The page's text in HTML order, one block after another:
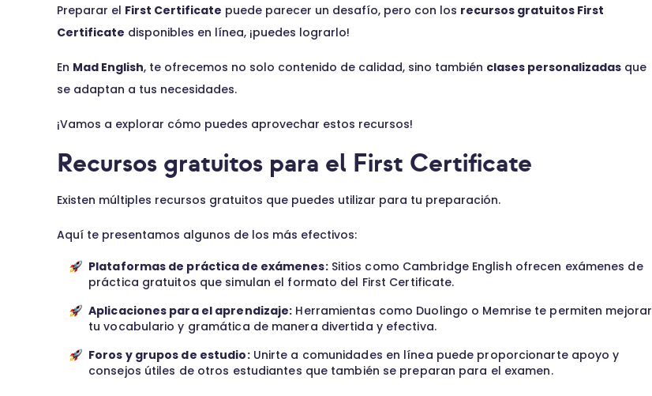
Preparar el First Certificate puede parecer un desafío, pero con los recursos gratuitos First
Certificate disponibles en línea, ¡puedes lograrlo!
En Mad English, te ofrecemos no solo contenido de calidad, sino también clases personalizadas que
se adaptan a tus necesidades.
¡Vamos a explorar cómo puedes aprovechar estos recursos!
Recursos gratuitos para el First Certificate
Existen múltiples recursos gratuitos que puedes utilizar para tu preparación.
Aquí te presentamos algunos de los más efectivos:
Plataformas de práctica de exámenes:Sitios como Cambridge English ofrecen exámenes de
práctica gratuitos que simulan el formato del First Certificate.
Aplicaciones para el aprendizaje: Herramientas como Duolingo o Memrise te permiten mejorar
tu vocabulario y gramática de manera divertida y efectiva.
Foros y grupos de estudio:Unirte a comunidades en línea puede proporcionarte apoyo y
consejos útiles de otros estudiantes que también se preparan para el examen.